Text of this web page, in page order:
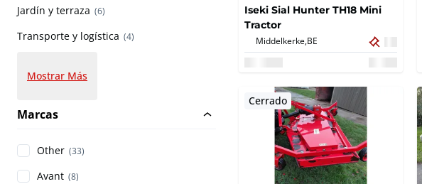
Jardín y terraza (6)
Transporte y logística (4)
Mostrar Más
Marcas
Other (33)
Avant (8)
Iseki Sial Hunter TH18 Mini
Tractor
Middelkerke, BE
Cerrado